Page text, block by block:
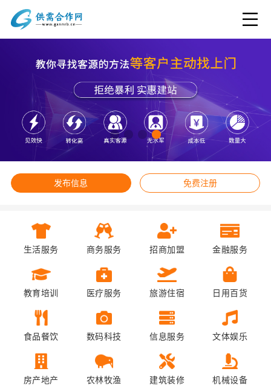
发布信息 免费注册
生活服务 商务服务 招商加盟 金融服务
教育培训 医疗服务 旅游住宿 日用百货
食品餐饮 数码科技 信息服务 文体娱乐
房产地产 农林牧渔 建筑装修 机械设备